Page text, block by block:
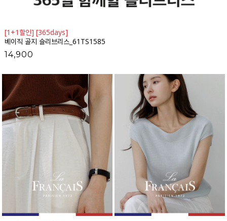
[1+1할인] [365days]
베이직 골지 슬리브리스_61TS1585
14,900